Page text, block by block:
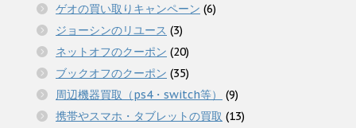
ゲオの買い取りキャンペーン (6)
ジョーシンのリユース (3)
ネットオフのクーポン (20)
ブックオフのクーポン (35)
周辺機器買取（ps4・switch等）
(9)
携帯やスマホ・タブレットの買取 (13)